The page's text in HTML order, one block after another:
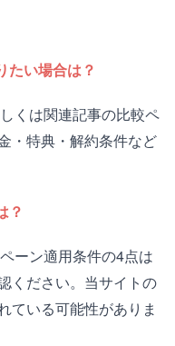
たい場合は？
くは関連記事の比較ペ
・特典・解約条件など
？
ーン適用条件の4点は
ください。当サイトの
ている可能性がありま